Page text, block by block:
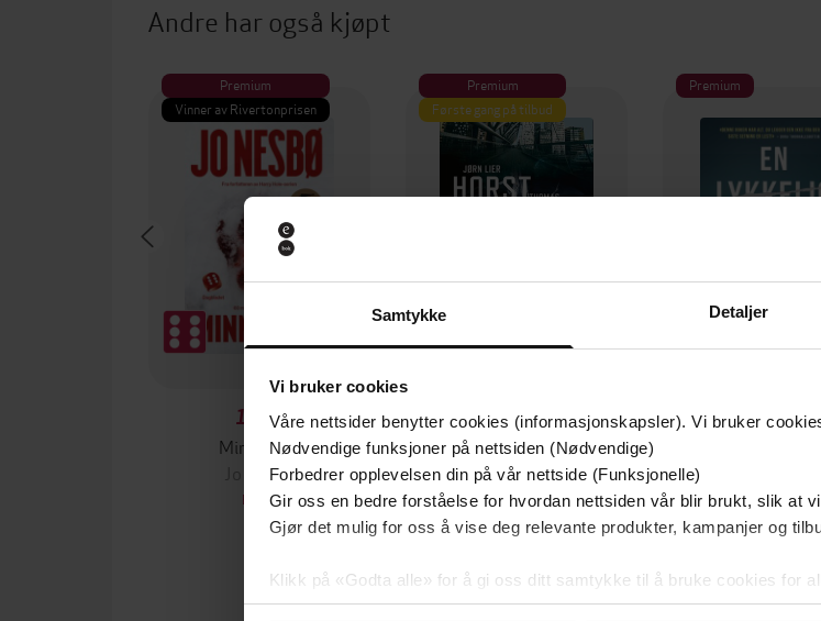
Samtykke Detaljer
Vi bruker cookies
Våre nettsider benytter cookies (informasjonskapsler). Vi bruker
Nødvendige funksjoner på nettsiden (Nødvendige)
Forbedrer opplevelsen din på vår nettside (Funksjonelle)
Gir oss en bedre forståelse for hvordan nettsiden vår blir brukt, slik at
Gjør det mulig for oss å vise deg relevante produkter, kampanjer og
Klikk på «Godta alle» for å gi oss ditt samtykke til å bruke cookies for
samtykke til spesifikke formål ved å klikke på «Tilpass». Du kan når
Andre har også kjøpt
Premium
Vinner av Rivertonprisen
129,-
Minnesota
Jo Nesbø
EBOK
Premium
Første gang på tilbud
129,-
Utskudd
Jørn Lier Horst
EBOK
Premium
79,-
Stian Hjelvin
EBOK